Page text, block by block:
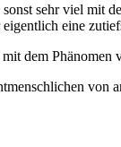
sehr viel mit
eine
dem
von